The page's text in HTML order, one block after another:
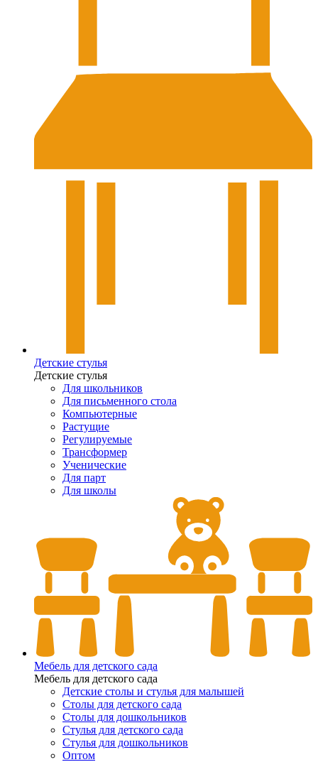
Детские стулья
Детские стулья
Для школьников
Для письменного стола
Компьютерные
Растущие
Регулируемые
Трансформер
Ученические
Для парт
Для школы
Мебель для детского сада
Мебель для детского сада
Детские столы и стулья для малышей
Столы для детского сада
Столы для дошкольников
Стулья для детского сада
Стулья для дошкольников
Оптом